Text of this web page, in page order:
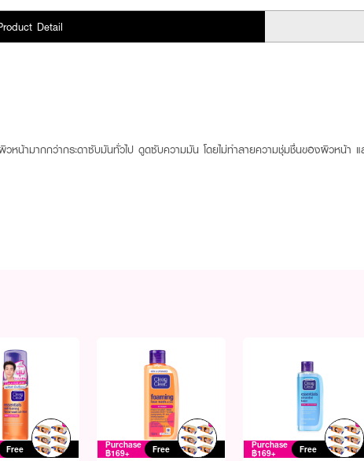
Detail
ามากกว่ากระดาซับมันทั่วไป ดูดซับความมัน โดยไม่ทำลายความชุ่มชื่นของผิวหน้า แ
Free Purchase
฿169+ Free Purchase
฿169+ Free